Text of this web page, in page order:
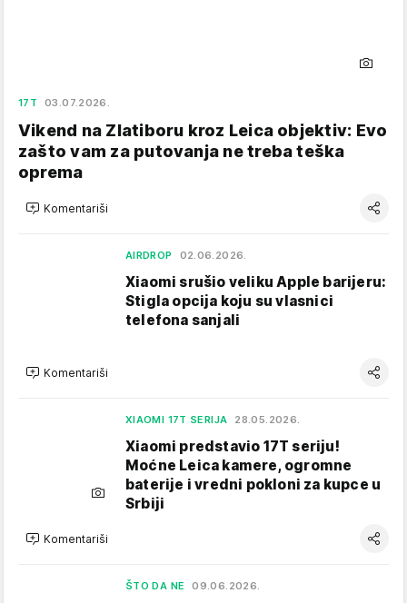
17T 03.07.2026.
Vikend na Zlatiboru kroz Leica objektiv: Evo
zašto vam za putovanja ne treba teška
oprema
Komentariši
AIRDROP 02.06.2026.
Xiaomi srušio veliku Apple barijeru:
Stigla opcija koju su vlasnici
telefona sanjali
Komentariši
XIAOMI 17T SERIJA 28.05.2026.
Xiaomi predstavio 17T seriju!
Moćne Leica kamere, ogromne
baterije i vredni pokloni za kupce u
Srbiji
Komentariši
ŠTO DA NE 09.06.2026.